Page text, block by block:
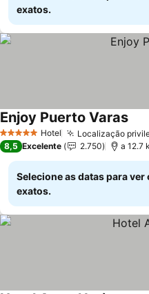
exatos.
5 Estrelas Hotel Localização
Enjoy Puerto Varas
8,5 Excelente 2.750 a 12.7
Selecione as datas para ver
exatos.